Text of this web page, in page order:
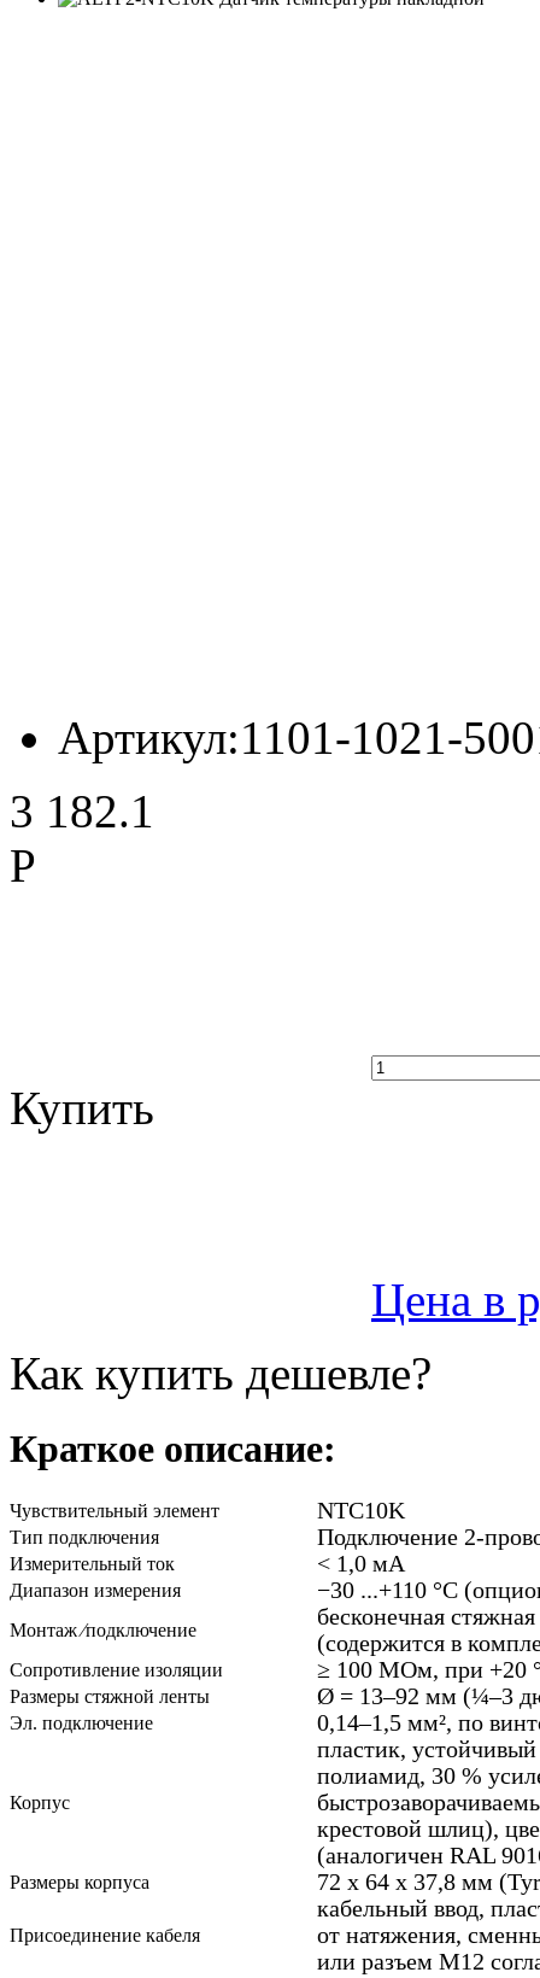
Артикул:1101-1021-
3 182.1
Р
Купить
Цена в
Как купить дешевле?
Краткое описание:
Чувствительный элемент NTC10K
Тип подключения Подключение 2-
Измерительный ток < 1,0 мА
Диапазон измерения −30 ...+110 °C
Монтаж ⁄подключение
бесконечная
(содержится в
Сопротивление изоляции ≥ 100 МОм, при +20
Размеры стяжной ленты Ø = 13–92 мм (¼–3
Эл. подключение 0,14–1,5 мм², по
Корпус
пластик,
полиамид, 30 %
крестовой шлиц),
(аналогичен RAL
Размеры корпуса 72 x 64 x 37,8 мм
Присоединение кабеля
кабельный ввод,
от натяжения,
или разъем M12